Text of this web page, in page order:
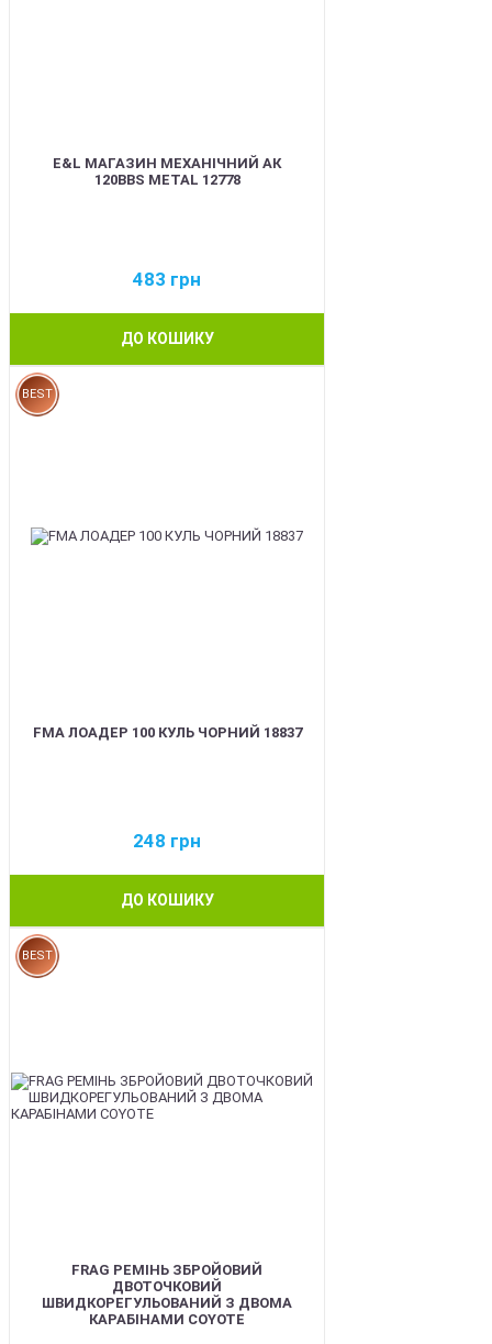
E&L МАГАЗИН МЕХАНІЧНИЙ АК
120BBS METAL 12778
483 грн
ДО КОШИКУ
BEST
FMA ЛОАДЕР 100 КУЛЬ ЧОРНИЙ 18837
248 грн
ДО КОШИКУ
BEST
FRAG РЕМІНЬ ЗБРОЙОВИЙ
ДВОТОЧКОВИЙ
ШВИДКОРЕГУЛЬОВАНИЙ З ДВОМА
КАРАБІНАМИ COYOTE